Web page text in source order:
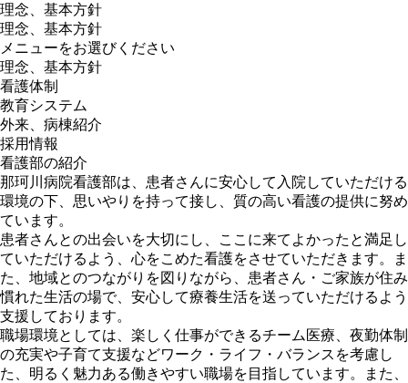
理念、基本方針
理念、基本方針
メニューをお選びください
理念、基本方針
看護体制
教育システム
外来、病棟紹介
採用情報
看護部の紹介
那珂川病院看護部は、患者さんに安心して入院していただける
環境の下、思いやりを持って接し、質の高い看護の提供に努め
ています。
患者さんとの出会いを大切にし、ここに来てよかったと満足し
ていただけるよう、心をこめた看護をさせていただきます。ま
た、地域とのつながりを図りながら、患者さん・ご家族が住み
慣れた生活の場で、安心して療養生活を送っていただけるよう
支援しております。
職場環境としては、楽しく仕事ができるチーム医療、夜勤体制
の充実や子育て支援などワーク・ライフ・バランスを考慮し
た、明るく魅力ある働きやすい職場を目指しています。また、